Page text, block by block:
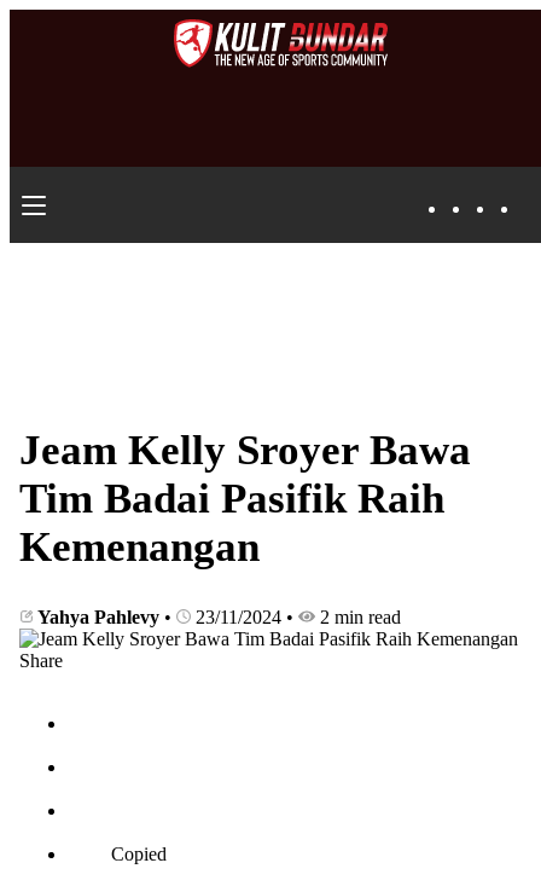
Jeam Kelly Sroyer Bawa
Tim Badai Pasifik Raih
Kemenangan
Yahya Pahlevy • 23/11/2024 • 2 min read
Share
Copied